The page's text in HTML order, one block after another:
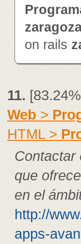
on rails
11.
Web>
HTML >
Contactar
que
en el
http://
apps-